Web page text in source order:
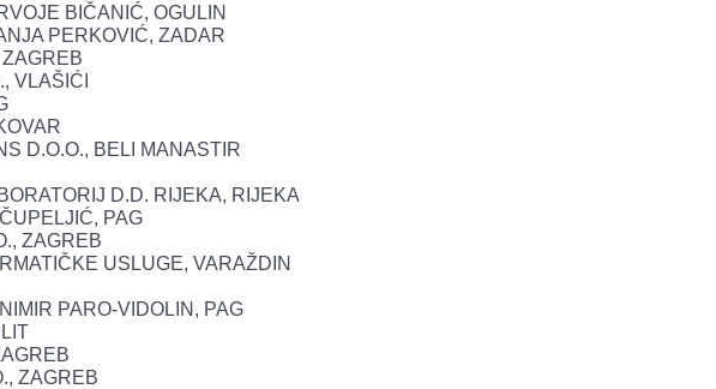
BIČANIĆ, OGULIN
PERKOVIĆ, ZADAR
VLAŠIĆI
D.O.O., BELI MANASTIR
D.D. RIJEKA, RIJEKA
PAG
ZAGREB
USLUGE, VARAŽDIN
PARO-VIDOLIN, PAG
ZAGREB